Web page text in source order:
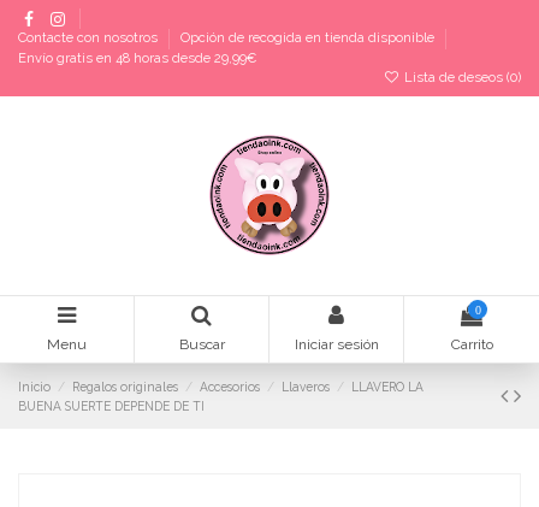
Contacte con nosotros
Opción de recogida en tienda disponible
Envío gratis en 48 horas desde 29,99€
Lista de deseos (0)
Menu Buscar Iniciar sesión
0
Carrito
Inicio Regalos originales Accesorios Llaveros
LLAVERO LA
BUENA SUERTE DEPENDE DE TI